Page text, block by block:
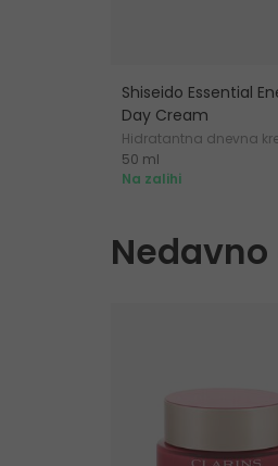
Shiseido Essential
Day Cream
Hidratantna dnevna
zaštitom
50 ml
Na zalihi